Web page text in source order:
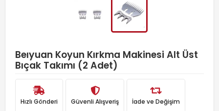
Beıyuan Koyun Kırkma Makinesi Alt Üst
Bıçak Takımı (2 Adet)
Hızlı Gönderi Güvenli Alışveriş İade ve Değişim